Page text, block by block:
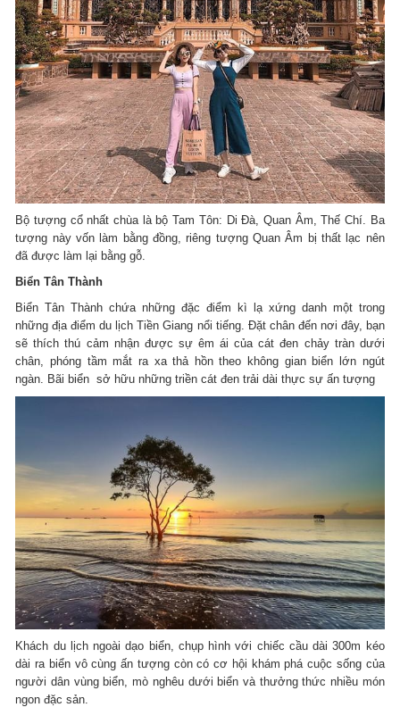
Bộ tượng cổ nhất chùa là bộ Tam Tôn: Di Đà, Quan Âm, Thế Chí. Ba
tượng này vốn làm bằng đồng, riêng tượng Quan Âm bị thất lạc nên
đã được làm lại bằng gỗ.
Biển Tân Thành
Biển Tân Thành chứa những đặc điểm kì lạ xứng danh một trong
những địa điểm du lịch Tiền Giang nổi tiếng. Đặt chân đến nơi đây, bạn
sẽ thích thú cảm nhận được sự êm ái của cát đen chảy tràn dưới
chân, phóng tầm mắt ra xa thả hồn theo không gian biển lớn ngút
ngàn. Bãi biển sở hữu những triền cát đen trải dài thực sự ấn tượng
Khách du lịch ngoài dạo biển, chụp hình với chiếc cầu dài 300m kéo
dài ra biển vô cùng ấn tượng còn có cơ hội khám phá cuộc sống của
người dân vùng biển, mò nghêu dưới biển và thưởng thức nhiều món
ngon đặc sản.